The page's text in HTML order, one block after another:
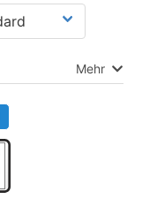
Mehr